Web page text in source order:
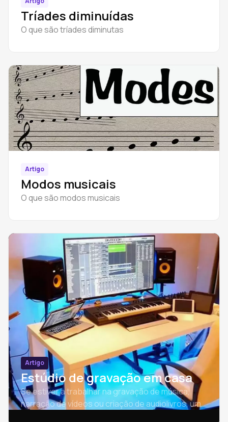
Tríades diminuídas
O que são tríades diminutas
Artigo
Modos musicais
O que são modos musicais
Artigo
Estúdio de gravação em casa
Se estiver a trabalhar na gravação de música,
narração de vídeos ou criação de audiolivros, um